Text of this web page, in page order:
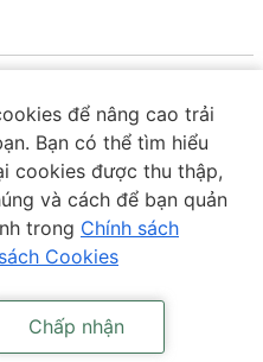
để nâng cao trải
Bạn có thể tìm hiểu
cookies được thu thập,
và cách để bạn quản
trong Chính sách
Cookies
Chấp nhận
- IPS
thông Số Việt Nam
18 Tam Trinh - Tương Mai
Nội
được bảo lưu. Công nghệ cung